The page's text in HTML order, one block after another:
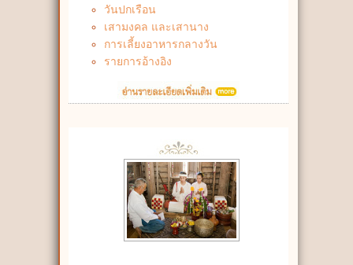
วันปกเรือน
เสามงคล และเสานาง
การเลี้ยงอาหารกลางวัน
รายการอ้างอิง